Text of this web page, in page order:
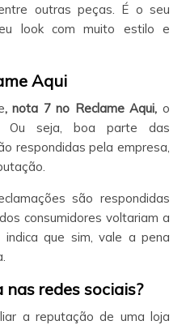
outras peças. É o seu
look com muito estilo e
Aqui
, nota 7 no Reclame Aqui,o
Ou seja, boa parte das
respondidas pela empresa,
são respondidas
consumidores voltariam a
indica que sim, vale a pena
nas redes sociais?
a reputação de uma loja